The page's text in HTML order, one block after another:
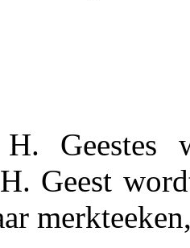
Geestes
Geest